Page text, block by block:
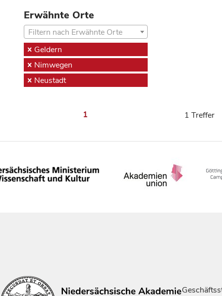
Erwähnte Orte
Filtern nach Erwähnte Orte
Geldern
Nimwegen
Neustadt
1 1 Treffer